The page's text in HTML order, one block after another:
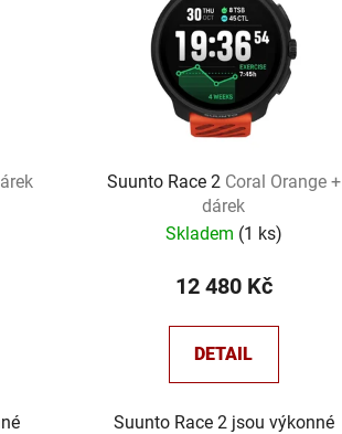
Suunto Race 2 Coral Orange +
dárek
Skladem (1 ks)
12 480 Kč
DETAIL
Suunto Race 2 jsou výkonné